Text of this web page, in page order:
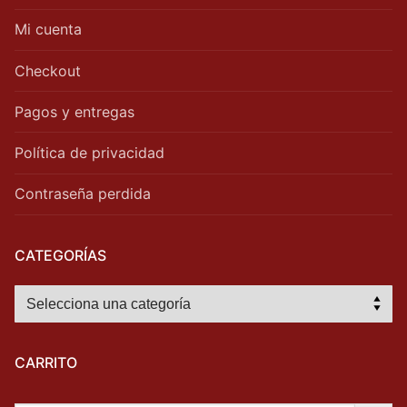
Mi cuenta
Checkout
Pagos y entregas
Política de privacidad
Contraseña perdida
CATEGORÍAS
CARRITO